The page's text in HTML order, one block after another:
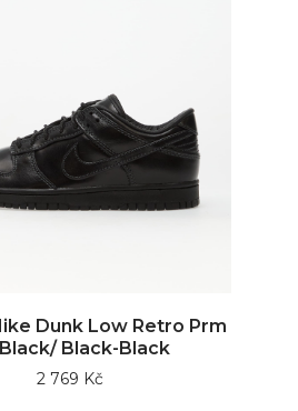
Dunk Low Retro Prm
Black-Black
2 769 Kč